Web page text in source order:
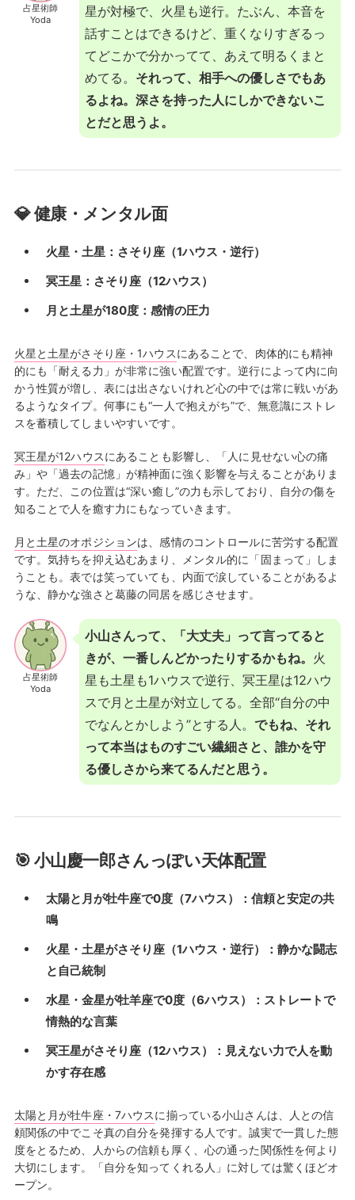
占星術師
Yoda
星が対極で、火星も逆行。たぶん、本音を
話すことはできるけど、重くなりすぎるっ
てどこかで分かってて、あえて明るくまと
めてる。 それって、相手への優しさでもあ
るよね。深さを持った人にしかできないこ
とだと思うよ。
💎 健康・メンタル面
火星・土星：さそり座（1ハウス・逆行）
冥王星：さそり座（12ハウス）
月と土星が180度：感情の圧力
火星と土星がさそり座・1ハウスにあることで、肉体的にも精神
的にも「耐える力」が非常に強い配置です。逆行によって内に向
かう性質が増し、表には出さないけれど心の中では常に戦いがあ
るようなタイプ。何事にも“一人で抱えがち”で、無意識にストレ
スを蓄積してしまいやすいです。
冥王星が12ハウスにあることも影響し、「人に見せない心の痛
み」や「過去の記憶」が精神面に強く影響を与えることがありま
す。ただ、この位置は“深い癒し”の力も示しており、自分の傷を
知ることで人を癒す力にもなっていきます。
月と土星のオポジションは、感情のコントロールに苦労する配置
です。気持ちを抑え込むあまり、メンタル的に「固まって」しま
うことも。表では笑っていても、内面で涙していることがあるよ
うな、静かな強さと葛藤の同居を感じさせます。
占星術師
Yoda
小山さんって、「大丈夫」って言ってると
きが、一番しんどかったりするかもね。 火
星も土星も1ハウスで逆行、冥王星は12ハウ
スで月と土星が対立してる。全部“自分の中
でなんとかしよう”とする人。 でもね、それ
って本当はものすごい繊細さと、誰かを守
る優しさから来てるんだと思う。
🎯 小山慶一郎さんっぽい天体配置
太陽と月が牡牛座で0度（7ハウス）：信頼と安定の共
鳴
火星・土星がさそり座（1ハウス・逆行）：静かな闘志
と自己統制
水星・金星が牡羊座で0度（6ハウス）：ストレートで
情熱的な言葉
冥王星がさそり座（12ハウス）：見えない力で人を動
かす存在感
太陽と月が牡牛座・7ハウスに揃っている小山さんは、人との信
頼関係の中でこそ真の自分を発揮する人です。誠実で一貫した態
度をとるため、人からの信頼も厚く、心の通った関係性を何より
大切にします。「自分を知ってくれる人」に対しては驚くほどオ
ープン。